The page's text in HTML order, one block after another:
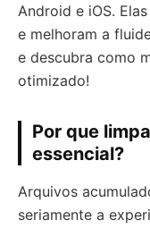
Android e iOS.
e melhoram a
e descubra como
otimizado!
Por que
essencial?
Arquivos
seriamente a